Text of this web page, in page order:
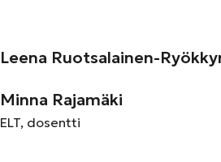
Leena Ruotsalainen-
Minna Rajamäki
ELT, dosentti